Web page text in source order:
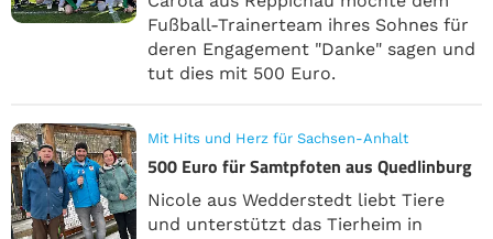
Fußball-Trainerteam ihres Sohnes für
deren Engagement "Danke" sagen und
tut dies mit 500 Euro.
Mit Hits und Herz für Sachsen-Anhalt
500 Euro für Samtpfoten aus Quedlinburg
Nicole aus Wedderstedt liebt Tiere
und unterstützt das Tierheim in